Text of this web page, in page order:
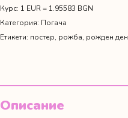
с
цветя
Курс: 1 EUR = 1.95583 BGN
Категория: Погача
Етикети: постер, рожба, рожден ден
Описание